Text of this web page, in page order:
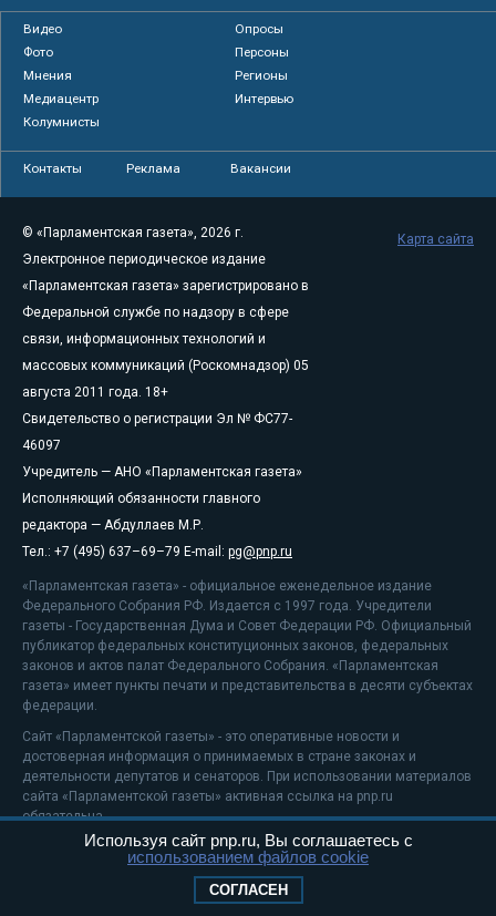
Видео
Опросы
Фото
Персоны
Мнения
Регионы
Медиацентр
Интервью
Колумнисты
Контакты Реклама Вакансии
© «Парламентская газета», 2026 г.
Электронное периодическое издание
«Парламентская газета» зарегистрировано в
Федеральной службе по надзору в сфере
связи, информационных технологий и
массовых коммуникаций (Роскомнадзор) 05
августа 2011 года. 18+
Свидетельство о регистрации Эл № ФС77-
46097
Учредитель — АНО «Парламентская газета»
Исполняющий обязанности главного
редактора — Абдуллаев М.Р.
Тел.: +7 (495) 637–69–79 E-mail: pg@pnp.ru
«Парламентская газета» - официальное еженедельное издание
Федерального Собрания РФ. Издается с 1997 года. Учредители
газеты - Государственная Дума и Совет Федерации РФ. Официальный
публикатор федеральных конституционных законов, федеральных
законов и актов палат Федерального Собрания. «Парламентская
газета» имеет пункты печати и представительства в десяти субъектах
федерации.
Сайт «Парламентской газеты» - это оперативные новости и
достоверная информация о принимаемых в стране законах и
деятельности депутатов и сенаторов. При использовании материалов
сайта «Парламентской газеты» активная ссылка на pnp.ru
обязательна.
На информационном ресурсе применяютсярекомендательные
Положение о защите персональных данных
Карта сайта
Используя сайт pnp.ru, Вы соглашаетесь с
использованием файлов cookie
СОГЛАСЕН